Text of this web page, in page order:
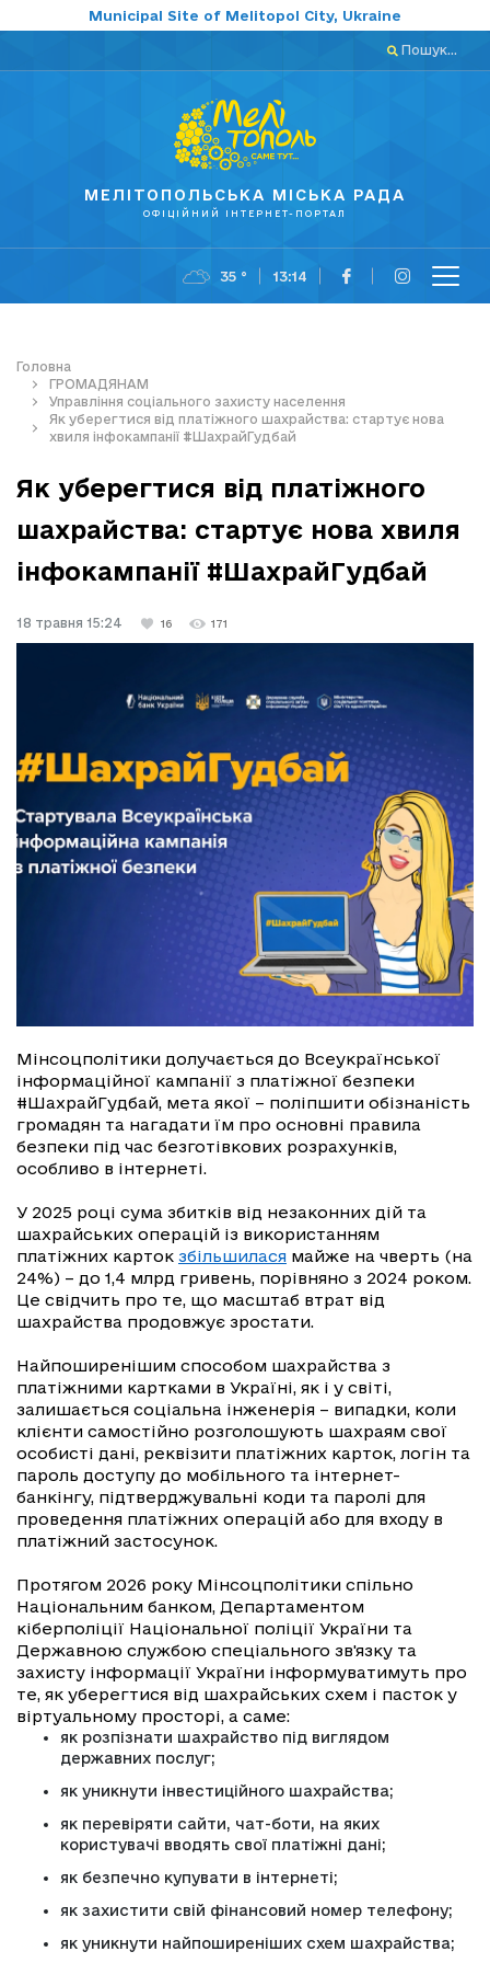
Municipal Site of Melitopol City, Ukraine
Пошук...
МЕЛІТОПОЛЬСЬКА МІСЬКА РАДА
ОФІЦІЙНИЙ ІНТЕРНЕТ-ПОРТАЛ
35 ° 13:14
Головна
ГРОМАДЯНАМ
Управління соціального захисту населення
Як уберегтися від платіжного шахрайства: стартує нова
хвиля інфокампанії #ШахрайГудбай
Як уберегтися від платіжного
шахрайства: стартує нова хвиля
інфокампанії #ШахрайГудбай
18 травня 15:24 16 171
Мінсоцполітики долучається до Всеукраїнської
інформаційної кампанії з платіжної безпеки
#ШахрайГудбай, мета якої – поліпшити обізнаність
громадян та нагадати їм про основні правила
безпеки під час безготівкових розрахунків,
особливо в інтернеті.
У 2025 році сума збитків від незаконних дій та
шахрайських операцій із використанням
платіжних карток збільшилася майже на чверть (на
24%) – до 1,4 млрд гривень, порівняно з 2024 роком.
Це свідчить про те, що масштаб втрат від
шахрайства продовжує зростати.
Найпоширенішим способом шахрайства з
платіжними картками в Україні, як і у світі,
залишається соціальна інженерія – випадки, коли
клієнти самостійно розголошують шахраям свої
особисті дані, реквізити платіжних карток, логін та
пароль доступу до мобільного та інтернет-
банкінгу, підтверджувальні коди та паролі для
проведення платіжних операцій або для входу в
платіжний застосунок.
Протягом 2026 року Мінсоцполітики спільно
Національним банком, Департаментом
кіберполіції Національної поліції України та
Державною службою спеціального зв'язку та
захисту інформації України інформуватимуть про
те, як уберегтися від шахрайських схем і пасток у
віртуальному просторі, а саме:
як розпізнати шахрайство під виглядом
державних послуг;
як уникнути інвестиційного шахрайства;
як перевіряти сайти, чат-боти, на яких
користувачі вводять свої платіжні дані;
як безпечно купувати в інтернеті;
як захистити свій фінансовий номер телефону;
як уникнути найпоширеніших схем шахрайства;